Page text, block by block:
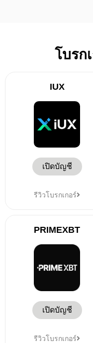
โบรก
IUX
เปิดบัญชี
รีวิวโบรกเกอร์
PRIMEXBT
เปิดบัญชี
รีวิวโบรกเกอร์